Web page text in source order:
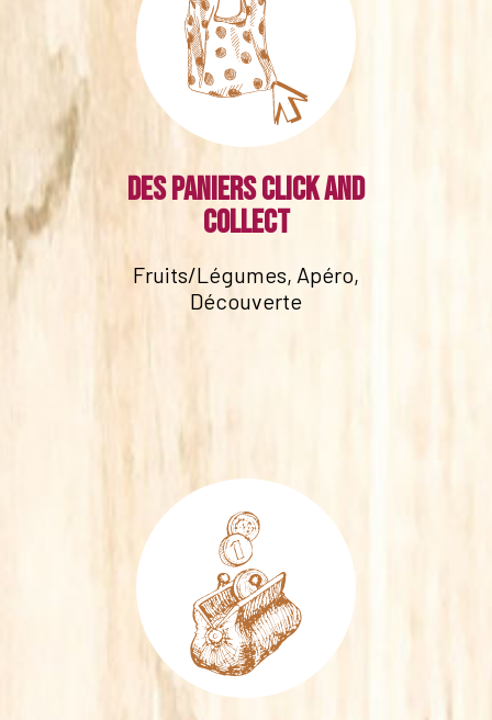
Des paniers click and
collect
Fruits/Légumes, Apéro,
Découverte